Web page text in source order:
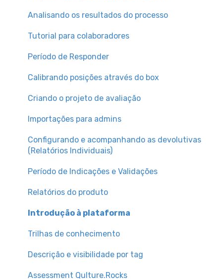
Analisando os resultados do processo
Tutorial para colaboradores
Período de Responder
Calibrando posições através do box
Criando o projeto de avaliação
Importações para admins
Configurando e acompanhando as devolutivas
(Relatórios Individuais)
Período de Indicações e Validações
Relatórios do produto
Introdução à plataforma
Trilhas de conhecimento
Descrição e visibilidade por tag
Assessment Qulture.Rocks